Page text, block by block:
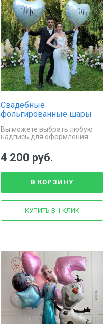
Свадебные
фольгированные шары
Тассел
Вы можете выбрать любую
надпись для оформления
4 200 руб.
В КОРЗИНУ
КУПИТЬ В 1 КЛИК